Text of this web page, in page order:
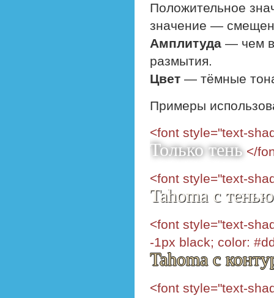
Положительное
значение —
Амплитуда — чем
размытия.
Цвет — тёмные
Примеры
<font style="text-
Только тень </
<font style="text-
Tahoma с тенью
<font style="text-
-1px black; color:
Tahoma с
<font style="text-